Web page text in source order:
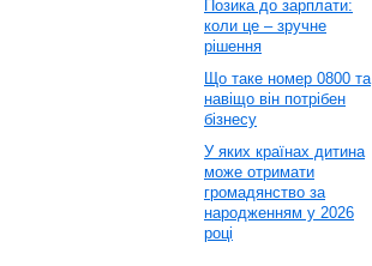
Позика до зарплати:
коли це – зручне
рішення
Що таке номер 0800 та
навіщо він потрібен
бізнесу
У яких країнах дитина
може отримати
громадянство за
народженням у 2026
році